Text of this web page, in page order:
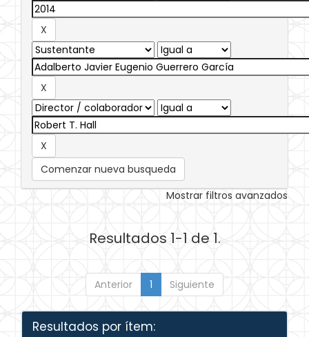
Comenzar nueva busqueda
Mostrar filtros avanzados
Resultados 1-1 de 1.
Anterior 1 Siguiente
Resultados por ítem: